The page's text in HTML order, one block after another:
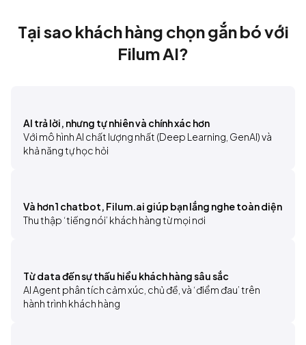
Tại sao khách hàng chọn gắn bó với
Filum AI?
AI trả lời, nhưng tự nhiên và chính xác hơn
Với mô hình AI chất lượng nhất (Deep Learning, GenAI) và
khả năng tự học hỏi
Và hơn 1 chatbot, Filum.ai giúp bạn lắng nghe toàn diện
Thu thập ‘tiếng nói’ khách hàng từ mọi nơi
Từ data đến sự thấu hiểu khách hàng sâu sắc
AI Agent phân tích cảm xúc, chủ đề, và ‘điểm đau’ trên
hành trình khách hàng